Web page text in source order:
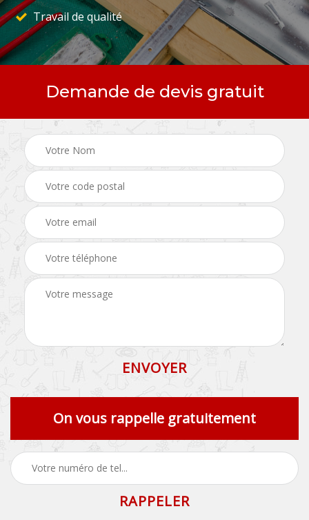
Travail de qualité
Demande de devis gratuit
On vous rappelle gratuitement